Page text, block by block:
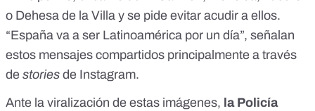
o Dehesa de la Villa y se pide evitar acudir a ellos.
“España va a ser Latinoamérica por un día”, señalan
estos mensajes compartidos principalmente a través
de stories de Instagram.
Ante la viralización de estas imágenes, la Policía